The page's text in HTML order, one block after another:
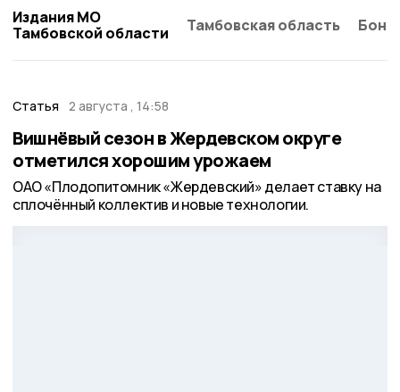
Издания МО
Тамбовской области
Тамбовская область
Статья 2 августа , 14:58
Вишнёвый сезон в Жердевском округе
отметился хорошим урожаем
ОАО «Плодопитомник «Жердевский» делает ставку на
сплочённый коллектив и новые технологии.